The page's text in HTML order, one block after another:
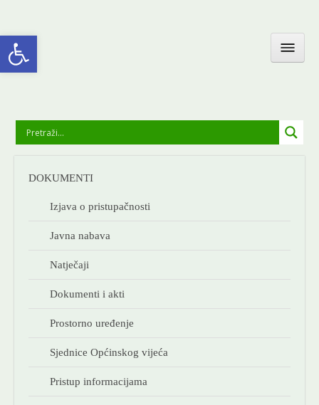
Open toolbar
GOLA I OKOLICA
DRUŠTVENI ŽIVOT
ODGOJ I OBRAZOVANJE
DOKUMENTI
Izjava o pristupačnosti
Javna nabava
Natječaji
Dokumenti i akti
Prostorno uređenje
Sjednice Općinskog vijeća
Pristup informacijama